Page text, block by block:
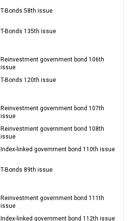
T-Bonds 58th issue
T-Bonds 135th issue
Reinvestment government bond 106th
issue
T-Bonds 120th issue
Reinvestment government bond 107th
issue
Reinvestment government bond 108th
issue
Index-linked government bond 110th issue
T-Bonds 89th issue
Reinvestment government bond 111th
issue
Index-linked government bond 112th issue